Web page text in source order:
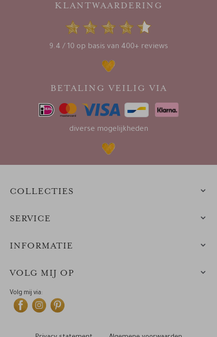
KLANTWAARDERING
9.4 / 10 op basis van 400+ reviews
BETALING VEILIG VIA
diverse mogelijkheden
COLLECTIES
SERVICE
INFORMATIE
VOLG MIJ OP
Volg mij via: